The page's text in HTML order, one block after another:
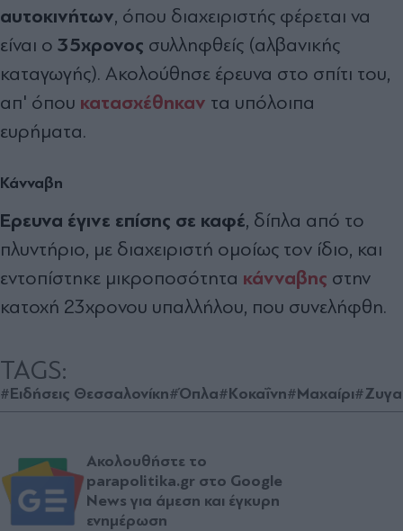
αυτοκινήτων, όπου διαχειριστής φέρεται να
είναι ο 35χρονος συλληφθείς (αλβανικής
καταγωγής). Ακολούθησε έρευνα στο σπίτι του,
απ' όπου κατασχέθηκαν τα υπόλοιπα
ευρήματα.
Κάνναβη
Έρευνα έγινε επίσης σε καφέ, δίπλα από το
πλυντήριο, με διαχειριστή ομοίως τον ίδιο, και
εντοπίστηκε μικροποσότητα κάνναβης στην
κατοχή 23χρονου υπαλλήλου, που συνελήφθη.
TAGS:
#Ειδήσεις Θεσσαλονίκη#Όπλα#Κοκαΐνη#Μαχαίρι
Ακολουθήστε το
parapolitika.gr στο Google
News για άμεση και έγκυρη
ενημέρωση